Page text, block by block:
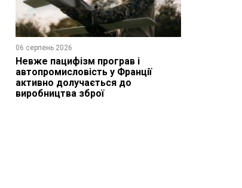
06 серпень 2026
Невже пацифізм програв і
автопромисловість у Франції
активно долучається до
виробництва зброї